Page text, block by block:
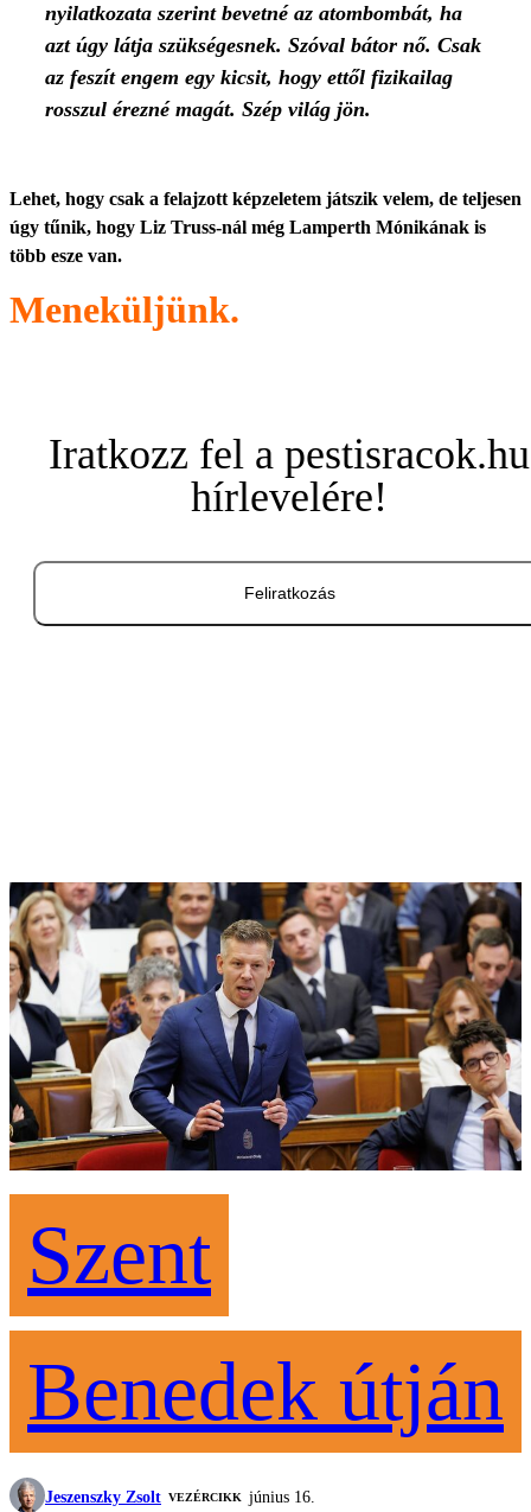
nyilatkozata szerint bevetné az atombombát, ha
azt úgy látja szükségesnek. Szóval bátor nő. Csak
az feszít engem egy kicsit, hogy ettől fizikailag
rosszul érezné magát. Szép világ jön.
Lehet, hogy csak a felajzott képzeletem játszik velem, de teljesen
úgy tűnik, hogy Liz Truss-nál még Lamperth Mónikának is
több esze van.
Meneküljünk.
Iratkozz fel a pestisracok.hu
hírlevelére!
Feliratkozás
Szent
Benedek útján
Jeszenszky Zsolt VEZÉRCIKK június 16.